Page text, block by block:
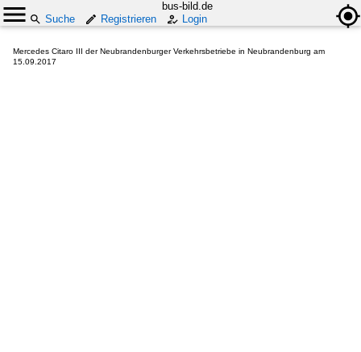
bus-bild.de
Suche
Registrieren Login
Mercedes Citaro III der Neubrandenburger Verkehrsbetriebe in Neubrandenburg am
15.09.2017